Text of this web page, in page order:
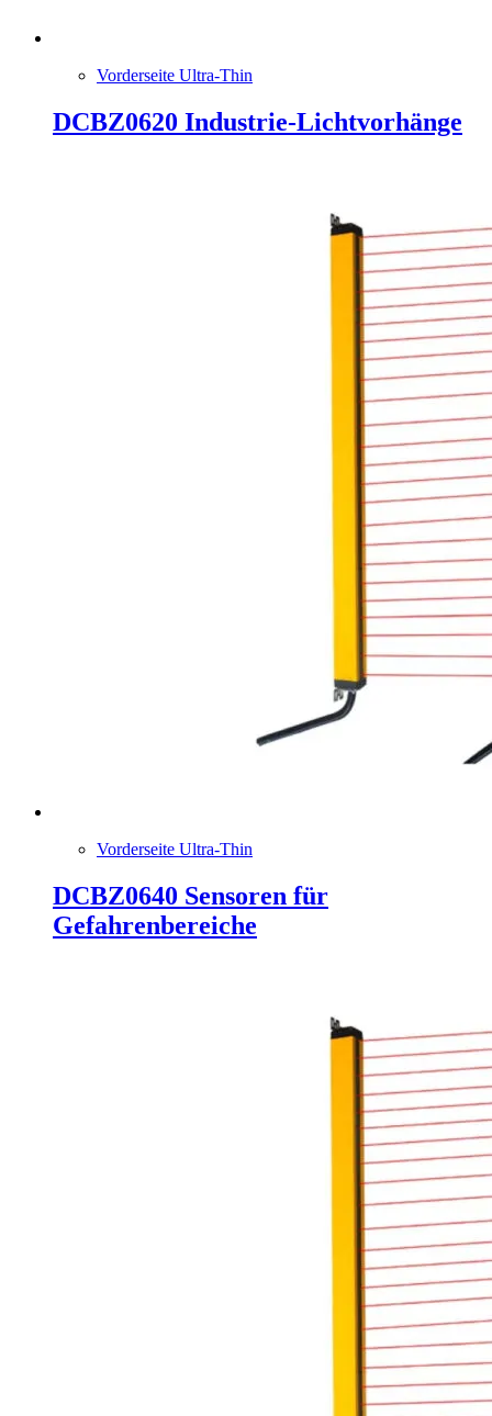
Vorderseite Ultra-Thin
DCBZ0620 Industrie-Lichtvorhänge
Vorderseite Ultra-Thin
DCBZ0640 Sensoren für
Gefahrenbereiche